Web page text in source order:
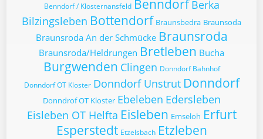
Benndorf / Klosternansfeld Benndorf Berka
Bilzingsleben Bottendorf Braunsbedra Braunsoda
Braunsroda An der Schmücke Braunsroda
Braunsroda/Heldrungen Bretleben Bucha
Burgwenden Clingen Donndorf Bahnhof
Donndorf OT Kloster Donndorf Unstrut Donndorf
Donndrof OT Kloster Ebeleben Edersleben
Eisleben OT Helfta Eisleben Emseloh Erfurt
Esperstedt Etzelsbach Etzleben